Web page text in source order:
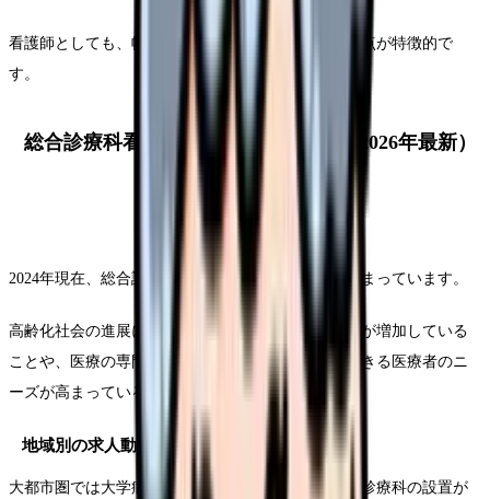
看護師としても、幅広い知識と対応力が求められる点が特徴的で
す。
総合診療科看護師の需要と求人状況（2026年最新）
2024年現在、総合診療科看護師の需要は全国的に高まっています。
高齢化社会の進展により複数の疾患を持つ患者さんが増加している
ことや、医療の専門分化が進む中で横断的に対応できる医療者のニ
ーズが高まっていることが背景にあります。
地域別の求人動向
大都市圏では大学病院や高度医療機関における総合診療科の設置が